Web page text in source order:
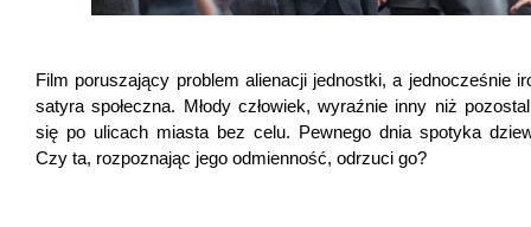
Film poruszający problem alienacji jednostki, a jednocześnie
satyra społeczna. Młody człowiek, wyraźnie inny niż
się po ulicach miasta bez celu. Pewnego dnia spotyka
Czy ta, rozpoznając jego odmienność, odrzuci go?